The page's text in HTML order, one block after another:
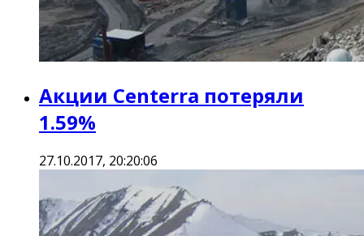
Акции Centerra потеряли
1.59%
27.10.2017, 20:20:06